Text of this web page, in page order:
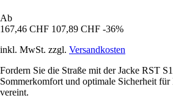
Ab
167,46 CHF 107,89 CHF -36%
inkl. MwSt. zzgl. Versandkosten
Fordern Sie die Straße mit der Jacke RST
Sommerkomfort und optimale Sicherheit
vereint.